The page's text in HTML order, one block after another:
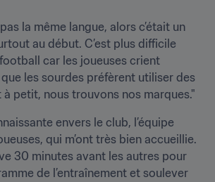
la même langue, alors c’était un
au début. C’est plus difficile
football car les joueuses crient
les sourdes préfèrent utiliser des
petit, nous trouvons nos marques."
envers le club, l’équipe
qui m’ont très bien accueillie.
30 minutes avant les autres pour
de l’entraînement et soulever